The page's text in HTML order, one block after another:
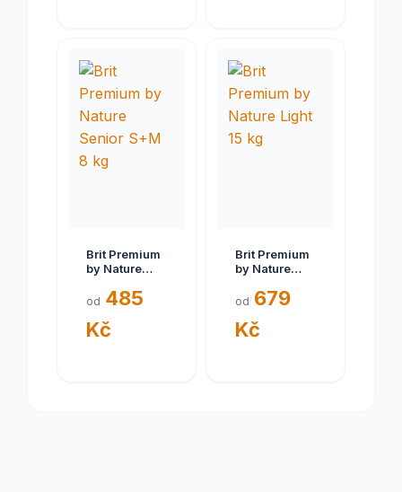
Brit Premium
by Nature
kg
od 485
Kč
Brit Premium
by Nature
od 679
Kč